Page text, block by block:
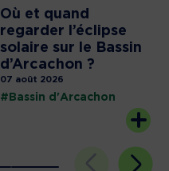
Où et quand
regarder l’éclipse
solaire sur le Bassin
d’Arcachon ?
07 août 2026
#Bassin d'Arcachon